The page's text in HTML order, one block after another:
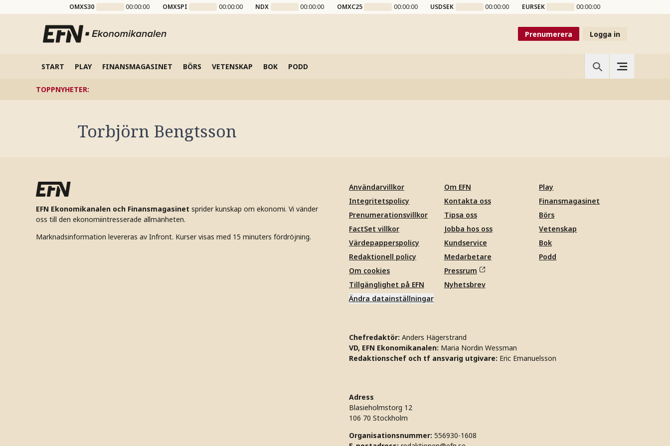
OMXS30 00:00:00 OMXSPI 00:00:00 NDX 00:00:00 OMXC25 00:00:00 USDSEK 00:00:00 EURSEK 00:00:00
Prenumerera Logga in
START PLAY FINANSMAGASINET BÖRS VETENSKAP BOK PODD
TOPPNYHETER:
Torbjörn Bengtsson
EFN Ekonomikanalen och Finansmagasinet sprider kunskap om ekonomi. Vi vänder
oss till den ekonomiintresserade allmänheten.
Marknadsinformation levereras av Infront. Kurser visas med 15 minuters fördröjning.
Användarvillkor
Integritetspolicy
Prenumerationsvillkor
FactSet villkor
Värdepapperspolicy
Redaktionell policy
Om cookies
Tillgänglighet på EFN
Ändra datainställningar
Om EFN
Kontakta oss
Tipsa oss
Jobba hos oss
Kundservice
Medarbetare
Pressrum
Nyhetsbrev
Play
Finansmagasinet
Börs
Vetenskap
Bok
Podd
Chefredaktör: Anders Hägerstrand
VD, EFN Ekonomikanalen: Maria Nordin Wessman
Redaktionschef och tf ansvarig utgivare: Eric Emanuelsson
Adress
Blasieholmstorg 12
106 70 Stockholm
Organisationsnummer: 556930-1608